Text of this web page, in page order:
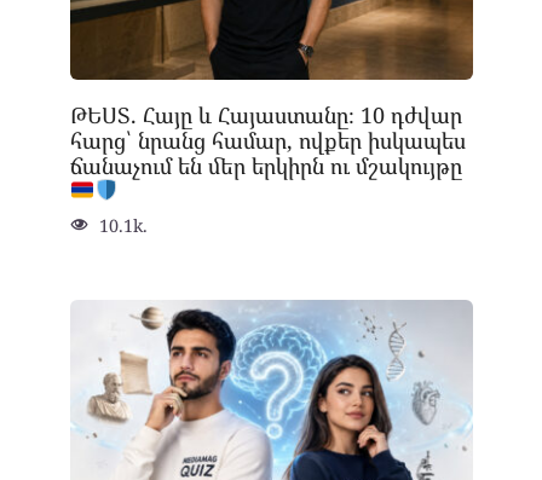
ԹԵՍՏ. Հայը և Հայաստանը։ 10 դժվար
հարց՝ նրանց համար, ովքեր իսկապես
ճանաչում են մեր երկիրն ու մշակույթը
10.1k.